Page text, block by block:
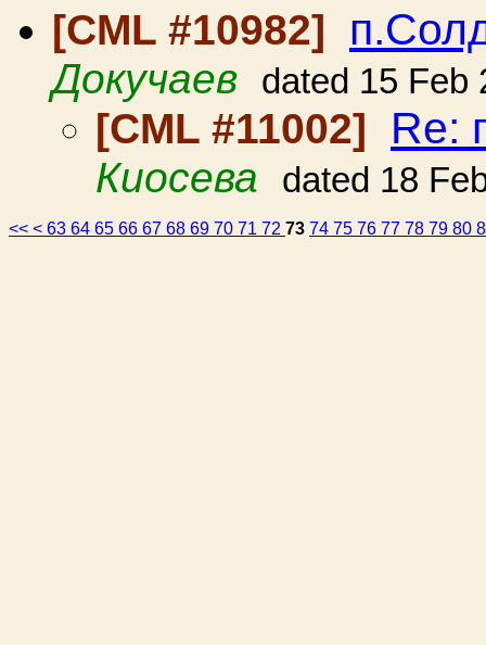
[CML #10982]
Докучаев dated 15 Feb
[CML #11002] Re:
Киосева dated 18
<< < 63 64 65 66 67 68 69 70 71 72 73 74 75 76 77 78 79 80